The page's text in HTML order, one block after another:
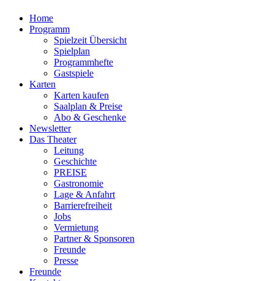
Home
Programm
Spielzeit Übersicht
Spielplan
Programmhefte
Gastspiele
Karten
Karten kaufen
Saalplan & Preise
Abo & Geschenke
Newsletter
Das Theater
Leitung
Geschichte
PREISE
Gastronomie
Lage & Anfahrt
Barrierefreiheit
Jobs
Vermietung
Partner & Sponsoren
Freunde
Presse
Freunde